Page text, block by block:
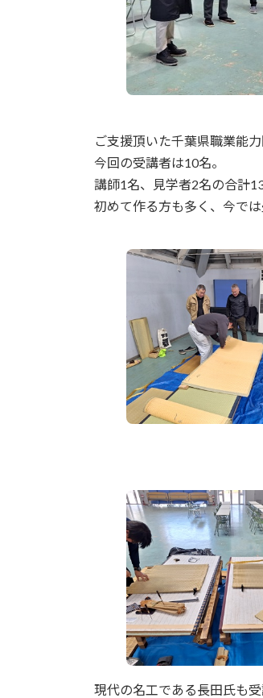
ご支援頂いた千葉県職業能
今回の受講者は10名。
講師1名、見学者2名の合計
初めて作る方も多く、今で
現代の名工である長田氏も